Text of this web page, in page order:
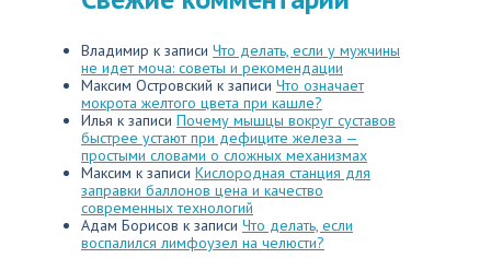
Владимир к записи Что делать, если у мужчины
не идет моча: советы и рекомендации
Максим Островский к записи Что означает
мокрота желтого цвета при кашле?
Илья к записи Почему мышцы вокруг суставов
быстрее устают при дефиците железа —
простыми словами о сложных механизмах
Максим к записи Кислородная станция для
заправки баллонов цена и качество
современных технологий
Адам Борисов к записи Что делать, если
воспалился лимфоузел на челюсти?